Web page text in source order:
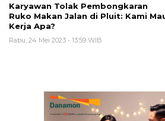
Karyawan Tolak Pembongkaran
Ruko Makan Jalan di Pluit: Kami
Kerja Apa?
Rabu, 24 Mei 2023 - 13:59 WIB